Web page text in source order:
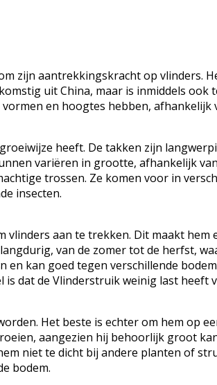
zijn aantrekkingskracht op vlinders.
uit China, maar is inmiddels ook
en hoogtes hebben, afhankelijk
heeft. De takken zijn
variëren in grootte, afhankelijk
trossen. Ze komen voor in
insecten.
aan te trekken. Dit maakt
van de zomer tot de herfst,
kan goed tegen verschillende
dat de Vlinderstruik weinig last heeft
Het beste is echter om hem op
aangezien hij behoorlijk groot
niet te dicht bij andere planten of
bodem.